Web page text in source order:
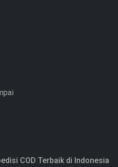
COD Terbaik di Indonesia